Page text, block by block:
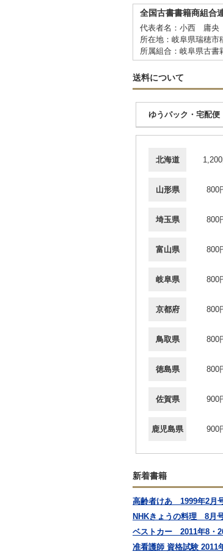
全国古書書籍商組合
代表者名：小西 庸央
所在地：岐阜県瑞穂
所属組合：岐阜県古書
送料について
ゆうパック・宅配便
北海道
山形県 800
埼玉県 800
富山県 800
岐阜県 800
京都府 800
鳥取県 800
徳島県 800
佐賀県 900
鹿児島県 900
新着書籍
高齢者けあ 1999年2月
NHKきょうの料理 8月
ベストカー 2011年8・
准看護師 資格試験 2011